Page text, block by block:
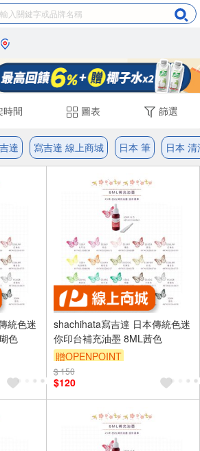
時間 圖表 篩選
達 寫吉達 線上商城 日本 筆 日本
統色迷
色
shachihata寫吉達 日本傳統色迷
你印台補充油墨 8ML茜色
贈OPENPOINT
$ 150
$120